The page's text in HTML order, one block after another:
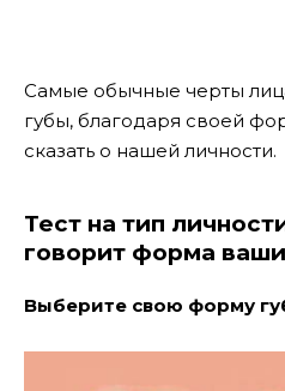
Самые обычные черты
губы, благодаря своей
сказать о нашей личности.
Тест на тип
говорит форма
Выберите свою форму